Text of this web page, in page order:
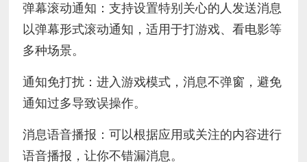
弹幕滚动通知：支持设置特别关心的人发送消息
以弹幕形式滚动通知，适用于打游戏、看电影等
多种场景。
通知免打扰：进入游戏模式，消息不弹窗，避免
通知过多导致误操作。
消息语音播报：可以根据应用或关注的内容进行
语音播报，让你不错漏消息。